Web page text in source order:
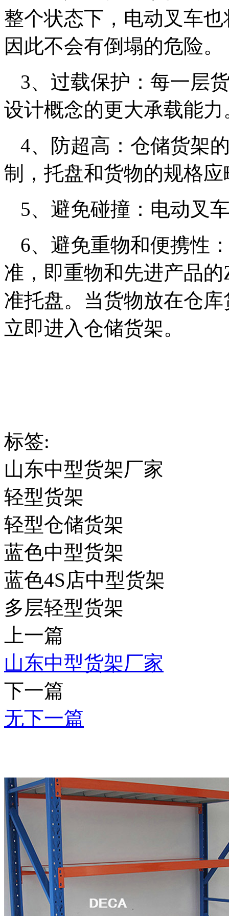
整个状态下，电动叉车
因此不会有倒塌的危险。
3、过载保护：每一层
设计概念的更大承载能力
4、防超高：仓储货架
制，托盘和货物的规格
5、避免碰撞：电动叉
6、避免重物和便携性
准，即重物和先进产品
准托盘。当货物放在仓
立即进入仓储货架。
标签:
山东中型货架厂家
轻型货架
轻型仓储货架
蓝色中型货架
蓝色4S店中型货架
多层轻型货架
上一篇
山东中型货架厂家
下一篇
无下一篇